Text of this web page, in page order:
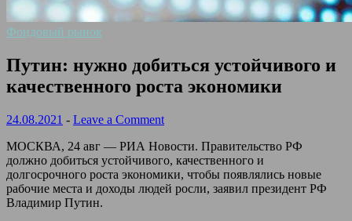
Фондовый рынок
Путин: нужно добиться устойчивого и
качественного роста экономики
24.08.2021 - Leave a Comment
МОСКВА, 24 авг — РИА Новости. Правительство РФ
должно добиться устойчивого, качественного и
долгосрочного роста экономики, чтобы появлялись новые
рабочие места и доходы людей росли, заявил президент РФ
Владимир Путин.